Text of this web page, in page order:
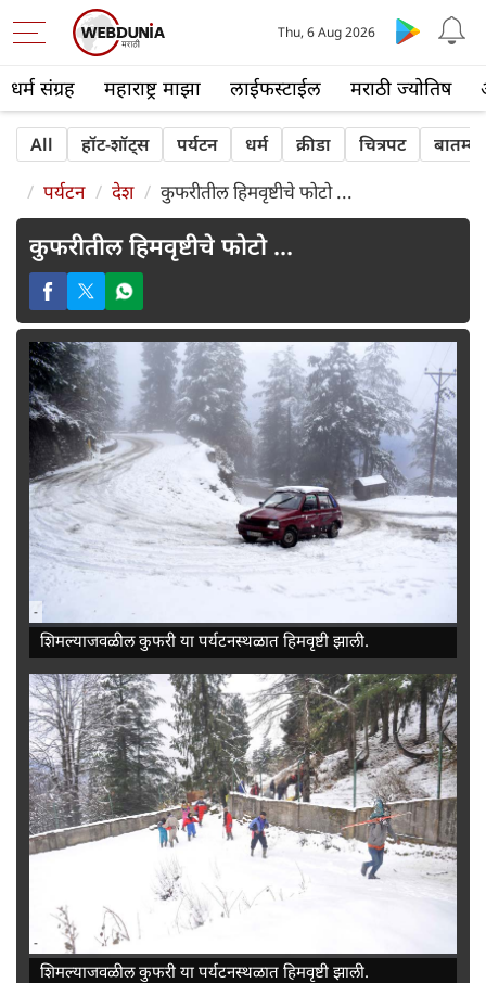
धर्म संग्रह महाराष्ट्र माझा लाईफस्टाईल मराठी ज्योतिष
Thu, 6 Aug 2026
All हॉट-शॉट्‍स पर्यटन धर्म क्रीडा चित्रपट बातम्या
पर्यटन देश कुफरीतील हिमवृष्टीचे फोटो ...
कुफरीतील हिमवृष्टीचे फोटो ...
-
शिमल्याजवळील कुफरी या पर्यटनस्थळात हिमवृष्टी झाली.
-
शिमल्याजवळील कुफरी या पर्यटनस्थळात हिमवृष्टी झाली.